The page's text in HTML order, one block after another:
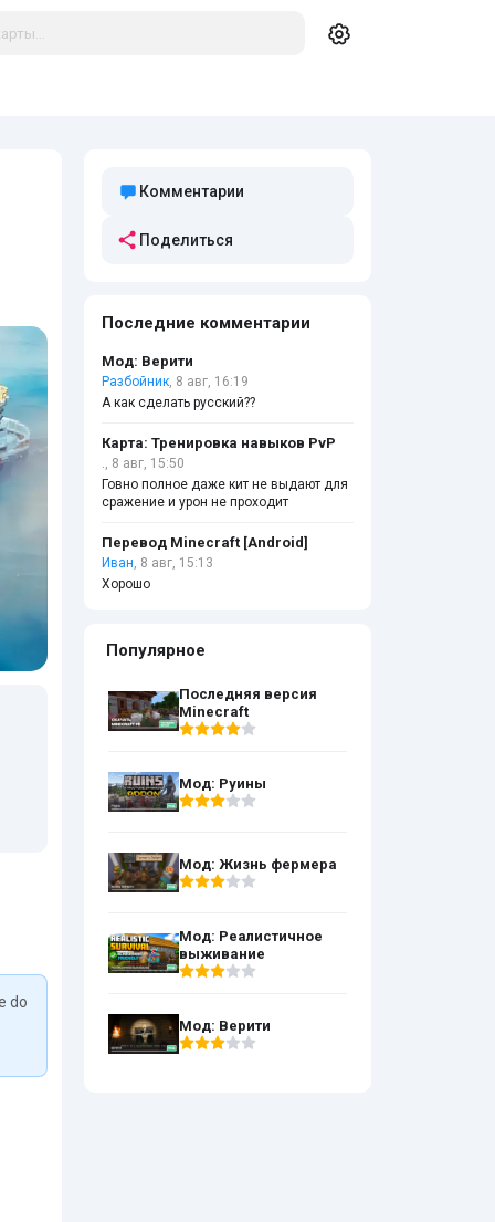
do
Комментарии
Поделиться
Последние комментарии
Мод: Верити
Разбойник, 8 авг, 16:19
А как сделать русский??
Карта: Тренировка навыков PvP
., 8 авг, 15:50
Говно полное даже кит не выдают для
сражение и урон не проходит
Перевод Minecraft [Android]
Иван, 8 авг, 15:13
Хорошо
Популярное
Последняя версия
Minecraft
Мод: Руины
Мод: Жизнь фермера
Мод: Реалистичное
выживание
Мод: Верити